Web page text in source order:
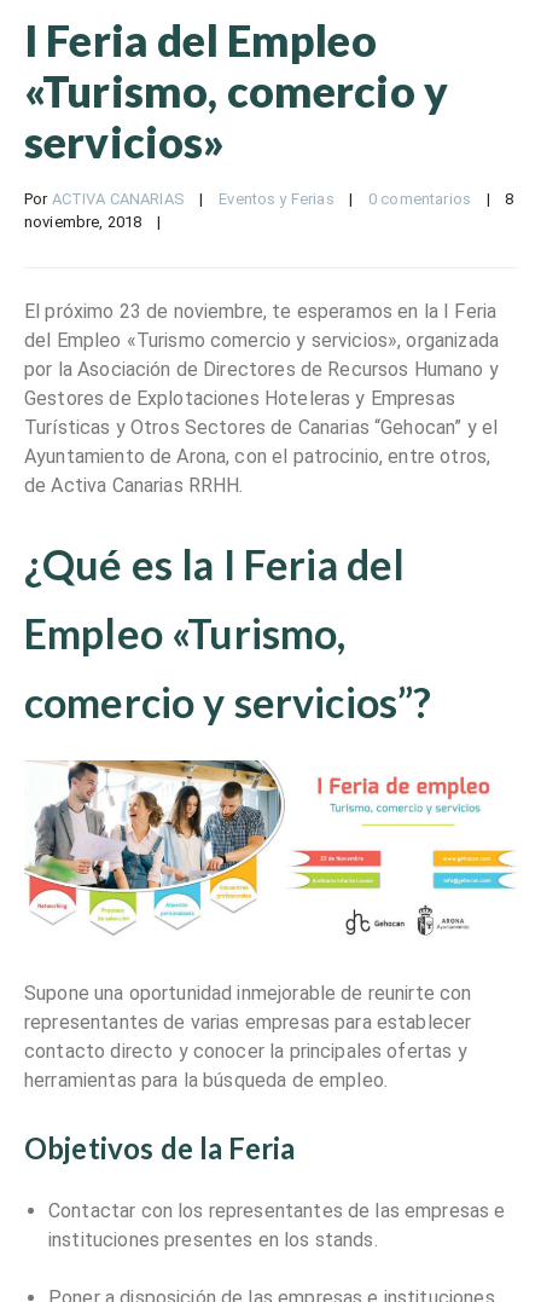
I Feria del Empleo
«Turismo, comercio y
servicios»
Por ACTIVA CANARIAS | Eventos y Ferias | 0 comentarios |
8
noviembre, 2018 |
El próximo 23 de noviembre, te esperamos en la I Feria
del Empleo «Turismo comercio y servicios», organizada
por la Asociación de Directores de Recursos Humano y
Gestores de Explotaciones Hoteleras y Empresas
Turísticas y Otros Sectores de Canarias “Gehocan” y el
Ayuntamiento de Arona, con el patrocinio, entre otros,
de Activa Canarias RRHH.
¿Qué es la I Feria del
Empleo «Turismo,
comercio y servicios”?
Supone una oportunidad inmejorable de reunirte con
representantes de varias empresas para establecer
contacto directo y conocer la principales ofertas y
herramientas para la búsqueda de empleo.
Objetivos de la Feria
Contactar con los representantes de las empresas e
instituciones presentes en los stands.